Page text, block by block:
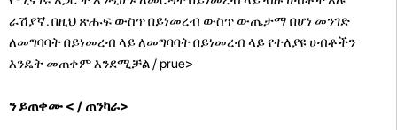
ራሽያኛ. በዚህ ጽሑፍ ውስጥ በይነመረብ ውስጥ ውጤታማ በሆነ መንገድ
ለመግባባት በይነመረብ ላይ ለመግባባት በይነመረብ ላይ የተለያዩ ሀብቶችን
እንዴት መጠቀም እንደሚቻል / prue>
ን ይጠቀሙ < / ጠንካራ>